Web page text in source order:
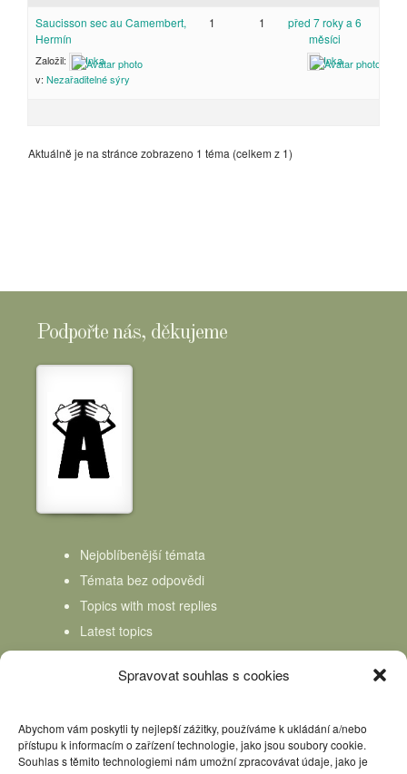
Spravovat souhlas s cookies
Abychom vám poskytli ty nejlepší zážitky, používáme k ukládání a/nebo
přístupu k informacím o zařízení technologie, jako jsou soubory cookie.
Souhlas s těmito technologiemi nám umožní zpracovávat údaje, jako je
Saucisson sec au Camembert,
Hermín
Založil:
Inka
v: Nezařaditelné sýry
1 1
před 7 roky a 6
měsíci
Inka
Aktuálně je na stránce zobrazeno 1 téma (celkem z 1)
Podpořte nás, děkujeme
Nejoblíbenější témata
Témata bez odpovědi
Topics with most replies
Latest topics
Topics Freshness